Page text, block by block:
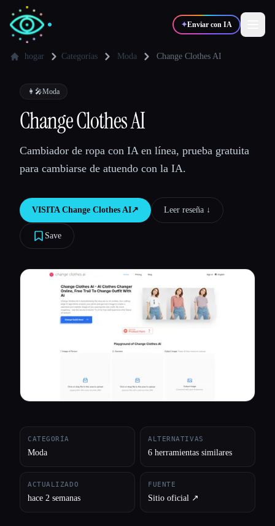
✦Enviar con IA
✍️Escritores
💻 Desarrolladores
🎓Estudiantes 🎬Creadores
Blog
Comparar herramientas
Todas las categorías
hogar Categorías Moda Change Clothes AI
👩‍🎤Moda
Change Clothes AI
Cambiador de ropa con IA en línea, prueba gratuita
para cambiarse de atuendo con la IA.
VISITA Change Clothes AI↗︎ Leer reseña ↓︎
Save
CATEGORÍA
Moda
ALTERNATIVAS
6 herramientas similares
ACTUALIZADO
hace 2 semanas
FUENTE
Sitio oficial ↗︎